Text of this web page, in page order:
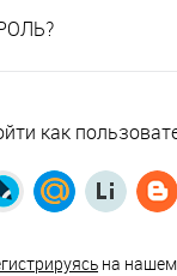
как
на